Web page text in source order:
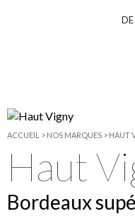
DE
ACCUEIL > NOS MARQUES > HAUT
Haut
Bordeaux